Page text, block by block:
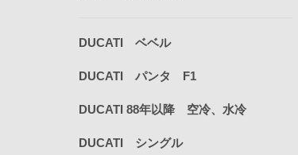
DUCATI ベベル
DUCATI パンタ F1
DUCATI 88年以降 空冷、水冷
DUCATI シングル